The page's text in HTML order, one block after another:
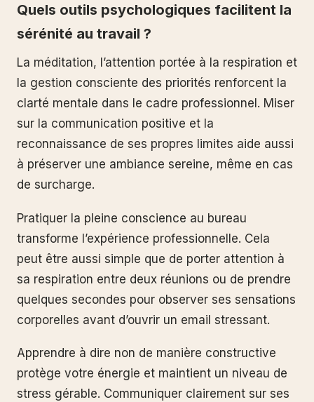
Quels outils psychologiques facilitent la
sérénité au travail ?
La méditation, l’attention portée à la respiration et
la gestion consciente des priorités renforcent la
clarté mentale dans le cadre professionnel. Miser
sur la communication positive et la
reconnaissance de ses propres limites aide aussi
à préserver une ambiance sereine, même en cas
de surcharge.
Pratiquer la pleine conscience au bureau
transforme l’expérience professionnelle. Cela
peut être aussi simple que de porter attention à
sa respiration entre deux réunions ou de prendre
quelques secondes pour observer ses sensations
corporelles avant d’ouvrir un email stressant.
Apprendre à dire non de manière constructive
protège votre énergie et maintient un niveau de
stress gérable. Communiquer clairement sur ses